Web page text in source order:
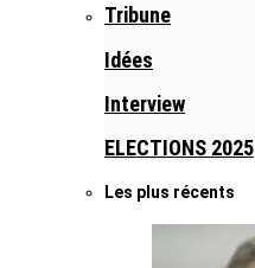
Tribune
Idées
Interview
ELECTIONS 2025
Les plus récents